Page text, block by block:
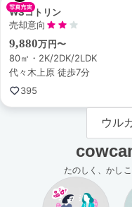
WSコトリン
売却意向
9,880万円〜
80㎡・2K/2DK/2LDK
代々木上原 徒歩7分
395
ウル
たのしく、かし